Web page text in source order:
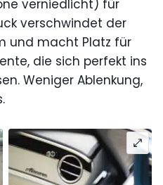
verniedlicht) für
verschwindet der
und macht Platz für
die sich perfekt ins
Weniger Ablenkung,